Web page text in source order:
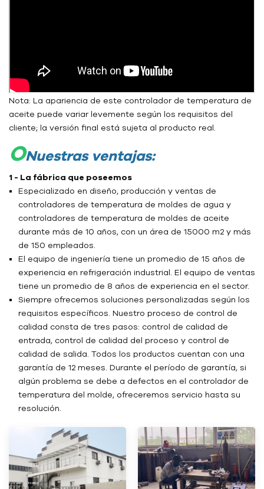
Nota: La apariencia de este controlador de temperatura de
aceite puede variar levemente según los requisitos del
cliente; la versión final está sujeta al producto real.
ONuestras ventajas:
1 - La fábrica que poseemos
Especializado en diseño, producción y ventas de
controladores de temperatura de moldes de agua y
controladores de temperatura de moldes de aceite
durante más de 10 años, con un área de 15000 m2 y más
de 150 empleados.
El equipo de ingeniería tiene un promedio de 15 años de
experiencia en refrigeración industrial. El equipo de ventas
tiene un promedio de 8 años de experiencia en el sector.
Siempre ofrecemos soluciones personalizadas según los
requisitos específicos. Nuestro proceso de control de
calidad consta de tres pasos: control de calidad de
entrada, control de calidad del proceso y control de
calidad de salida. Todos los productos cuentan con una
garantía de 12 meses. Durante el período de garantía, si
algún problema se debe a defectos en el controlador de
temperatura del molde, ofreceremos servicio hasta su
resolución.